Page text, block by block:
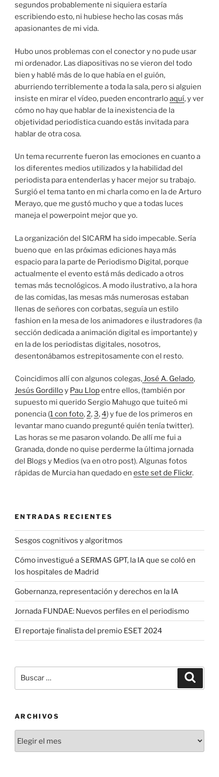
segundos probablemente ni siquiera estaría
escribiendo esto, ni hubiese hecho las cosas más
apasionantes de mi vida.
Hubo unos problemas con el conector y no pude usar
mi ordenador. Las diapositivas no se vieron del todo
bien y hablé más de lo que había en el guión,
aburriendo terriblemente a toda la sala, pero si alguien
insiste en mirar el vídeo, pueden encontrarloaquí, y ver
cómo no hay que hablar de la inexistencia de la
objetividad periodística cuando estás invitada para
hablar de otra cosa.
Un tema recurrente fueron las emociones en cuanto a
los diferentes medios utilizados y la habilidad del
periodista para entenderlas y hacer mejor su trabajo.
Surgió el tema tanto en mi charla como en la de Arturo
Merayo, que me gustó mucho y que a todas luces
maneja el powerpoint mejor que yo.
La organización del SICARM ha sido impecable. Sería
bueno que en las próximas ediciones haya más
espacio para la parte de Periodismo Digital, porque
actualmente el evento está más dedicado a otros
temas más tecnológicos. A modo ilustrativo, a la hora
de las comidas, las mesas más numerosas estaban
llenas de señores con corbatas, seguía un estilo
fashion en la mesa de los animadores e ilustradores (la
sección dedicada a animación digital es importante) y
en la de los periodistas digitales, nosotros,
desentonábamos estrepitosamente con el resto.
Coincidimos allí con algunos colegas,José A. Gelado,
Jesús Gordilloy Pau Llopentre ellos, (también por
supuesto mi querido Sergio Mahugo que tuiteó mi
ponencia (1 con foto,2,3,4) y fue de los primeros en
levantar mano cuando pregunté quién tenía twitter).
Las horas se me pasaron volando. De allí me fui a
Granada, donde no quise perderme la última jornada
del Blogs y Medios (va en otro post). Algunas fotos
rápidas de Murcia han quedado en este set de Flickr.
ENTRADAS RECIENTES
Sesgos cognitivos y algoritmos
Cómo investigué a SERMAS GPT, la IA que se coló en
los hospitales de Madrid
Gobernanza, representación y derechos en la IA
Jornada FUNDAE: Nuevos perfiles en el periodismo
El reportaje finalista del premio ESET 2024
por:
ARCHIVOS